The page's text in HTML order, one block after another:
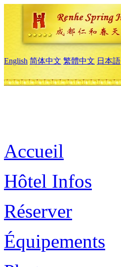
English 简体中文 繁體中文 日本語
Accueil
Hôtel Infos
Réserver
Équipements